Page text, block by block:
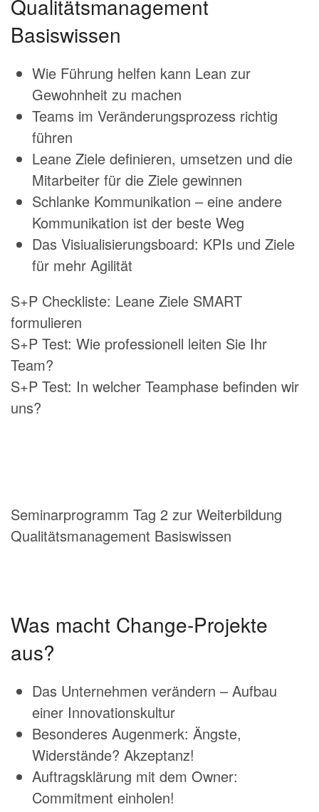
Qualitätsmanagement
Basiswissen
Wie Führung helfen kann Lean zur
Gewohnheit zu machen
Teams im Veränderungsprozess richtig
führen
Leane Ziele definieren, umsetzen und die
Mitarbeiter für die Ziele gewinnen
Schlanke Kommunikation – eine andere
Kommunikation ist der beste Weg
Das Visiualisierungsboard: KPIs und Ziele
für mehr Agilität
S+P Checkliste: Leane Ziele SMART
formulieren
S+P Test: Wie professionell leiten Sie Ihr
Team?
S+P Test: In welcher Teamphase befinden wir
uns?
Seminarprogramm Tag 2 zur Weiterbildung
Qualitätsmanagement Basiswissen
Was macht Change-Projekte
aus?
Das Unternehmen verändern – Aufbau
einer Innovationskultur
Besonderes Augenmerk: Ängste,
Widerstände? Akzeptanz!
Auftragsklärung mit dem Owner:
Commitment einholen!